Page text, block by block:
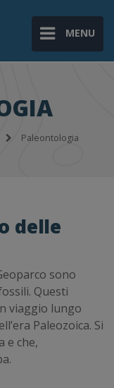
MENU
Paleontologia
delle
sono
Questi
viaggio lungo
Paleozoica. Si
e che,